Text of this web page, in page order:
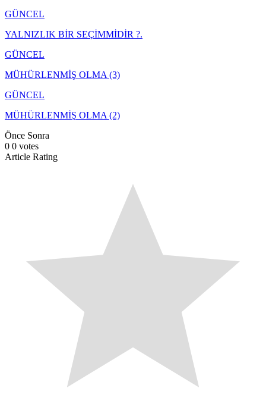
GÜNCEL
YALNIZLIK BİR SEÇİMMİDİR ?.
GÜNCEL
MÜHÜRLENMİŞ OLMA (3)
GÜNCEL
MÜHÜRLENMİŞ OLMA (2)
Önce Sonra
0 0 votes
Article Rating